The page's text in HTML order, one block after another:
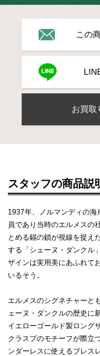
この
お買取
スタッフの商品説
1937年、ノルマンディの
員であり当時のエルメスの
とめる錨の鎖が視線を捉え
する「シェーヌ・ダンクル
ザインは実用美にあふれて
いるそう。
エルメスのシグネチャーと
ェーヌ・ダンクルの歴史に
イエローゴールド製ロング
クラスプのモチーフが際立
ンダーレスに使えるブレス